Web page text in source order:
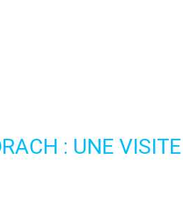
: UNE
contraire, les configurer selon vos